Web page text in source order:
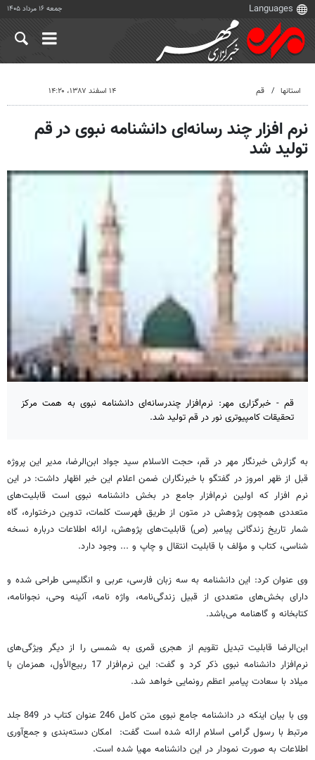
جمعه ۱۶ مرداد ۱۴۰۵
استانها قم ۱۴ اسفند ۱۳۸۷، ۱۴:۲۰
نرم افزار چند رسانه‌ای دانشنامه نبوی در قم
تولید شد
قم - خبرگزاری مهر: نرم‌افزار چندرسانه‌ای دانشنامه نبوی به همت مرکز
تحقیقات کامپیوتری نور در قم تولید شد.‏
به گزارش خبرنگار مهر در قم، حجت الاسلام سید جواد ابن‌الرضا، مدیر این پروژه
قبل از ظهر امروز در گفتگو با خبرنگاران ضمن اعلام ‏این خبر اظهار داشت: در این
نرم افزار که اولین نرم‌افزار جامع در بخش دانشنامه نبوی است قابلیت‌های
متعددی همچون پژوهش در ‏متون از طریق فهرست کلمات، تدوین درختواره، گاه
شمار تاریخ زندگانی پیامبر (ص) قابلیت‌های پژوهش، ارائه اطلاعات درباره نسخه
‏شناسی، کتاب و مؤلف با قابلیت انتقال و چاپ و ... وجود دارد.‏
وی عنوان کرد: این دانشنامه به سه زبان فارسی، عربی و انگلیسی طراحی شده و
دارای بخش‌های متعددی از قبیل زندگی‌نامه، واژه نامه، ‏آئینه وحی، نجوانامه،
کتابخانه و گاهنامه می‌باشد.‏
ابن‌الرضا قابلیت تبدیل تقویم از هجری قمری به شمسی را از دیگر ویژگی‌های
نرم‌افزار دانشنامه نبوی ذکر کرد و گفت: این نرم‌افزار 17 ‏ربیع‌الأول، همزمان با
میلاد با سعادت پیامبر اعظم رونمایی خواهد شد.‏
وی با بیان اینکه در دانشنامه جامع نبوی متن کامل 246 عنوان کتاب در 849 جلد
مرتبط با رسول گرامی اسلام ارائه شده است گفت: ‏امکان دسته‌بندی و جمع‌آوری
اطلاعات به صورت نمودار در این دانشنامه مهیا شده است.‏